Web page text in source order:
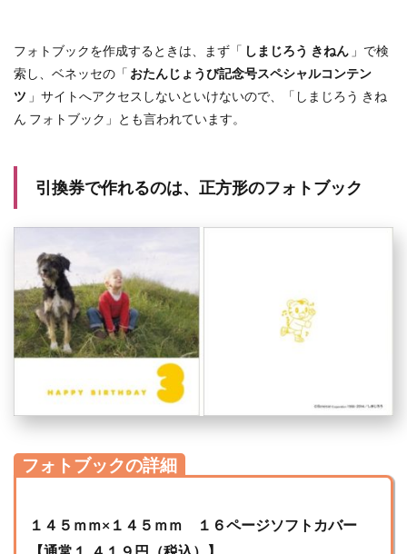
フォトブックを作成するときは、まず「 しまじろう きねん 」で検
索し、ベネッセの「 おたんじょうび記念号スペシャルコンテン
ツ 」サイトへアクセスしないといけないので、「しまじろう きね
ん フォトブック」とも言われています。
引換券で作れるのは、正方形のフォトブック
フォトブックの詳細
１４５ｍｍ×１４５ｍｍ １６ページソフトカバー
【通常１,４１９円（税込）】